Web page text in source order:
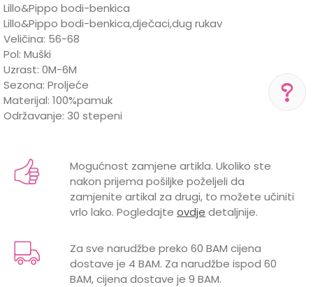
pomoć i porudžbine
+387 656-72209
Radno vreme
Pon-Subota: 09:00-
Pišite nam
aksaonlinebih@aksabih.ba
Lillo&Pippo bodi-benkica
Lillo&Pippo bodi-benkica,dječaci,dug rukav
Veličina: 56-68
Pol: Muški
Uzrast: 0M-6M
Sezona: Proljeće
Materijal: 100%pamuk
Održavanje: 30 stepeni
Kategorija
Bodići i bodi-benkice
Brend
LILLO&PIPPO
0 mjeseci, 3 mjeseci, 6 mjeseci
POL
MUŠKI
DUG RUKAV
Email
Mogućnost zamjene artikla. Ukoliko ste
nakon prijema pošiljke poželjeli da
zamjenite artikal za drugi, to možete učiniti
vrlo lako. Pogledajte ovdje detaljnije.
Za sve narudžbe preko 60 BAM cijena
dostave je 4 BAM. Za narudžbe ispod 60
BAM, cijena dostave je 9 BAM.